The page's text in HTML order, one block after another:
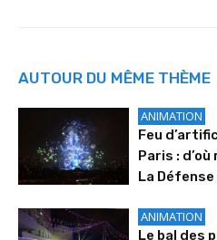
AUTOUR DU MÊME THÈME
ANIMATION
Feu
Paris :
La Défense
ANIMATION
Le bal des